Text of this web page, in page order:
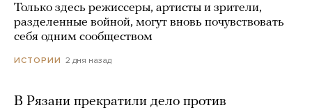
Только здесь режиссеры, артисты и зрители,
разделенные войной, могут вновь почувствовать
себя одним сообществом
ИСТОРИИ 2 дня назад
В Рязани прекратили дело против